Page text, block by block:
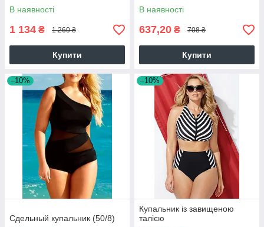
В наявності
1 134 ₴ 1 260 ₴
Купити
В наявності
637,20 ₴ 708 ₴
Купити
–10%
Сдельный купальник (50/8)
–10%
Купальник із завищеною
талією